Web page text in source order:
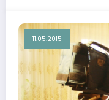
11.05.2015